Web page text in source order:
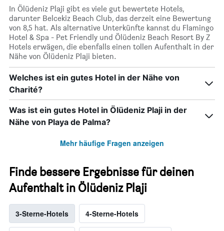
In Ölüdeniz Plaji gibt es viele gut bewertete Hotels,
darunter Belcekiz Beach Club, das derzeit eine Bewertung
von 8,5 hat. Als alternative Unterkünfte kannst du Flamingo
Hotel & Spa - Pet Friendly und Ölüdeniz Beach Resort By Z
Hotels erwägen, die ebenfalls einen tollen Aufenthalt in der
Nähe von Ölüdeniz Plaji bieten.
Welches ist ein gutes Hotel in der Nähe von
Charité?
Was ist ein gutes Hotel in Ölüdeniz Plaji in der
Nähe von Playa de Palma?
Mehr häufige Fragen anzeigen
Finde bessere Ergebnisse für deinen
Aufenthalt in Ölüdeniz Plaji
3-Sterne-Hotels 4-Sterne-Hotels